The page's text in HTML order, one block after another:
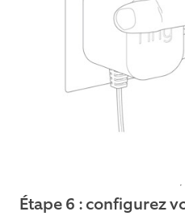
Étape 6 : configurez